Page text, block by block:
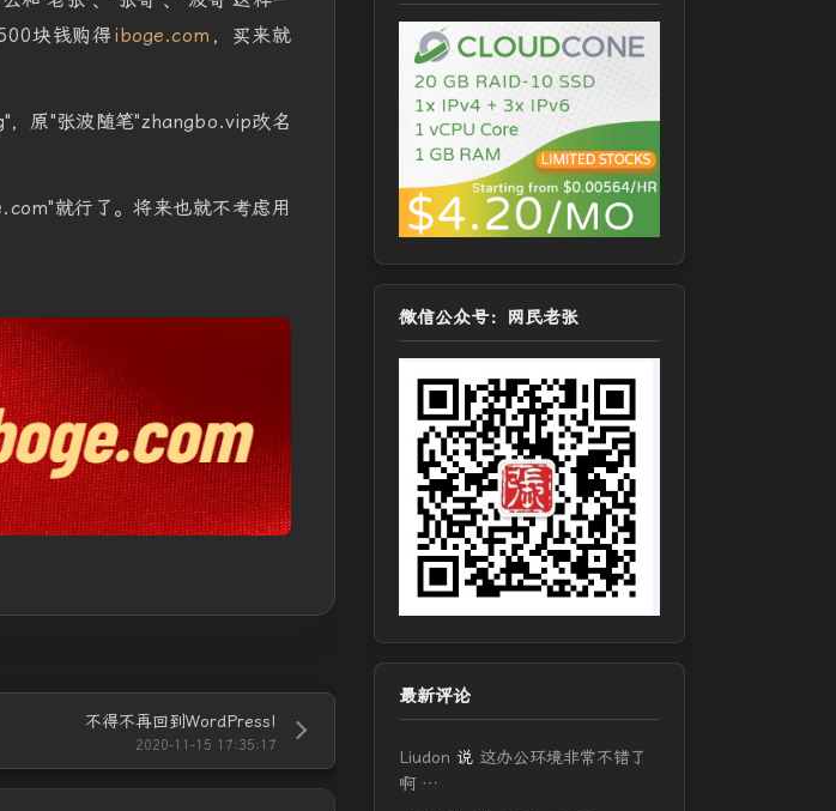
块钱购得iboge.com ，买来就
，原"张波随笔"zhangbo.vip改名
就行了。将来也就不考虑用
不得不再回到WordPress!
2020-11-15 17:35:17
微信公众号：网民老张
最新评论
Liudon 说 这办公环境非常不错了
啊 …